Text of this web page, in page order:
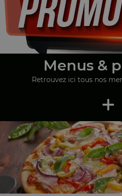
Menus &
Retrouvez ici tous nos
+